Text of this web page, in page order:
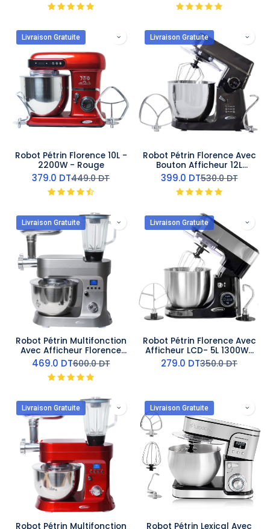
Livraison Gratuite
Robot Pétrin Florence 10L -
2200W - Rouge
379.0 DT449.0DT
Livraison Gratuite
Robot Pétrin Florence Avec
Bouton Afficheur 12L
2000W Gris Charbon
399.0 DT530.0DT
Livraison Gratuite
Robot Pétrin Multifonction
Avec Afficheur Florence
6.5L 1200W -Gris
469.0 DT600.0DT
Livraison Gratuite
Robot Pétrin Florence Avec
Afficheur LCD- 5L 1300W-
Noir
279.0 DT350.0DT
Livraison Gratuite
Robot Pétrin Multifonction
Livraison Gratuite
Robot Pétrin Lexical Avec